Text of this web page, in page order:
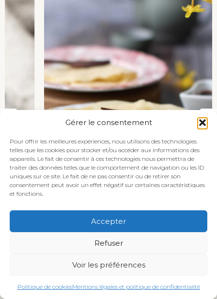
Gérer le consentement
Pour offrir les meilleures expériences, nous utilisons des technologies
telles que les cookies pour stocker et/ou accéder aux informations des
appareils. Le fait de consentir à ces technologies nous permettra de
traiter des données telles que le comportement de navigation ou les ID
uniques sur ce site. Le fait de ne pas consentir ou de retirer son
consentement peut avoir un effet négatif sur certaines caractéristiques
et fonctions.
Accepter
Refuser
Voir les préférences
Politique de cookiesMentions légales et politique de confidentialité
Pâte à crêpes sans lait et sans gluten